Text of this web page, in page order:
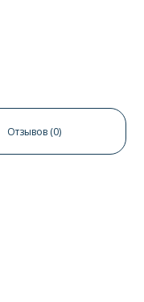
Отзывов (0)